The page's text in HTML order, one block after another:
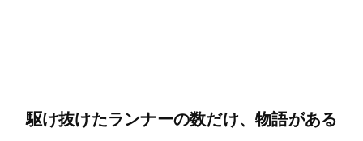
駆け抜けたランナーの数だけ、物語がある